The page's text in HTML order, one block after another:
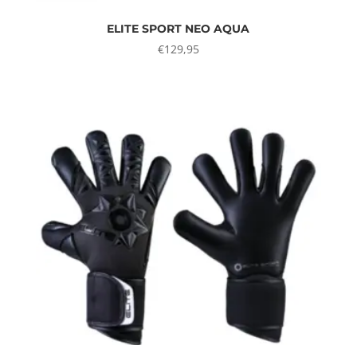
ELITE SPORT NEO AQUA
€129,95